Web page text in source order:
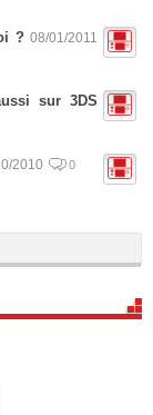
? 08/01/2011
sur 3DS
2010 0